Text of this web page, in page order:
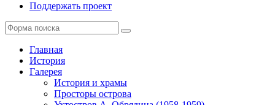
Поддержать проект
Поиск
Главная
История
Галерея
История и храмы
Просторы острова